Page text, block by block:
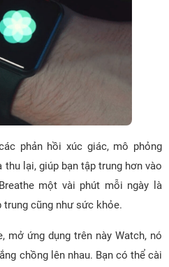
phản hồi xúc giác, mô phỏng
lại, giúp bạn tập trung hơn vào
một vài phút mỗi ngày là
cũng như sức khỏe.
mở ứng dụng trên này Watch, nó
chồng lên nhau. Bạn có thể cài